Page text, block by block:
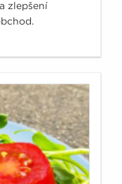
zlepšení